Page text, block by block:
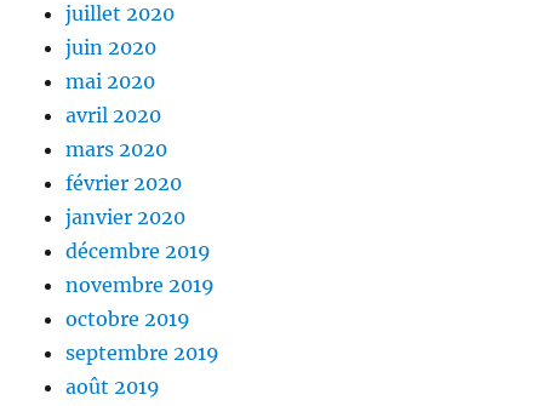
juillet 2020
juin 2020
mai 2020
avril 2020
mars 2020
février 2020
janvier 2020
décembre 2019
novembre 2019
octobre 2019
septembre 2019
août 2019